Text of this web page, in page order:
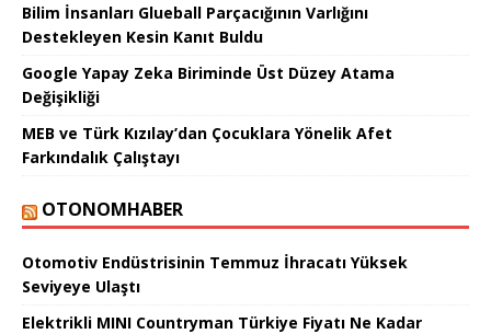
Bilim İnsanları Glueball Parçacığının Varlığını
Destekleyen Kesin Kanıt Buldu
Google Yapay Zeka Biriminde Üst Düzey Atama
Değişikliği
MEB ve Türk Kızılay’dan Çocuklara Yönelik Afet
Farkındalık Çalıştayı
OTONOMHABER
Otomotiv Endüstrisinin Temmuz İhracatı Yüksek
Seviyeye Ulaştı
Elektrikli MINI Countryman Türkiye Fiyatı Ne Kadar